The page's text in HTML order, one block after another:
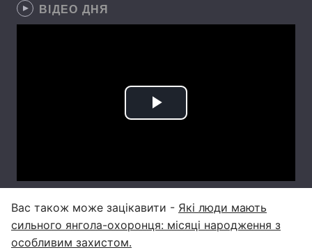
ВІДЕО ДНЯ
Вас також може зацікавити - Які люди мають
сильного янгола-охоронця: місяці народження з
особливим захистом.